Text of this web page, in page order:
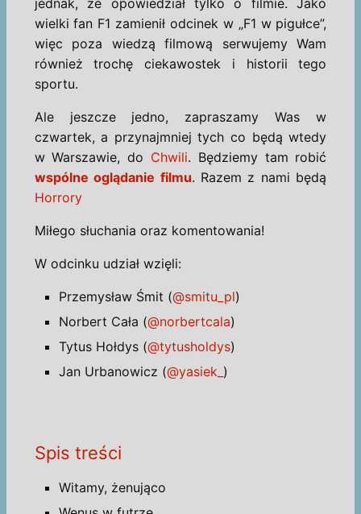
jednak, że opowiedział tylko o filmie. Jako
wielki fan F1 zamienił odcinek w „F1 w pigułce”,
więc poza wiedzą filmową serwujemy Wam
również trochę ciekawostek i historii tego
sportu.
Ale jeszcze jedno, zapraszamy Was w
czwartek, a przynajmniej tych co będą wtedy
w Warszawie, do Chwili. Będziemy tam robić
wspólne oglądanie filmu. Razem z nami będą
Horrory
Miłego słuchania oraz komentowania!
W odcinku udział wzięli:
Przemysław Śmit (@smitu_pl)
Norbert Cała (@norbertcala)
Tytus Hołdys (@tytusholdys)
Jan Urbanowicz (@yasiek_ )
Spis treści
Witamy, żenująco